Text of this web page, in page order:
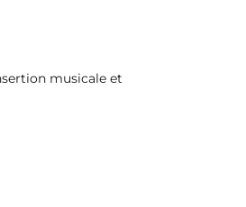
musicale et